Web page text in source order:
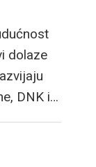
dolaze
DNK i…